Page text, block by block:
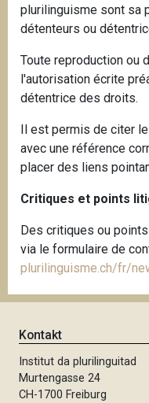
plurilinguisme sont sa
détenteurs ou
Toute reproduction ou
l'autorisation écrite
détentrice des droits.
Il est permis de citer
avec une référence
placer des liens
Critiques et points
Des critiques ou
via le formulaire de
plurilinguisme.ch/fr/
Kontakt
Institut da plurilinguitad
Murtengasse 24
CH-1700 Freiburg